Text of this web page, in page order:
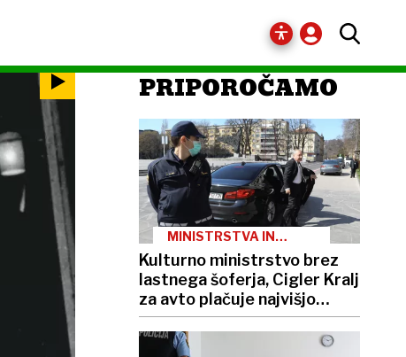
PRIPOROČAMO
MINISTRSTVA IN
Kulturno ministrstvo brez
lastnega šoferja, Cigler Kralj
za avto plačuje najvišjo
boniteto